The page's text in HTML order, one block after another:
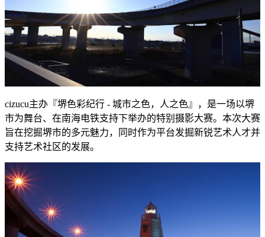
cizucu主办『堺色彩纪行 - 城市之色，人之色』，是一场以堺
市为舞台、在南海电铁支持下举办的特别摄影大赛。本次大赛
旨在挖掘堺市的多元魅力，同时作为平台发掘新锐艺术人才并
支持艺术社区的发展。